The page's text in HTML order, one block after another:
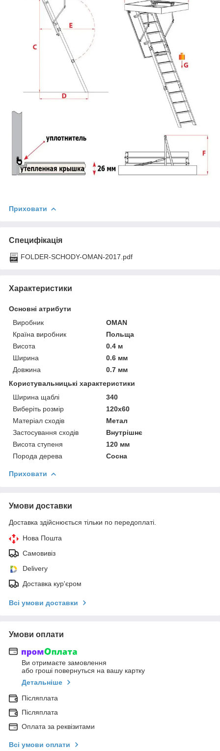
Приховати
Специфікація
FOLDER-SCHODY-OMAN-2017.pdf
Характеристики
Основні атрибути
Виробник
OMAN
Країна виробник
Польща
Висота
0.4 м
Ширина
0.6 мм
Довжина
0.7 мм
Користувальницькі характеристики
Ширина щаблі
340
Виберіть розмір
120x60
Матеріал сходів
Метал
Застосування сходів
Внутрішнє
Висота ступеня
120 мм
Порода дерева
Сосна
Приховати
Умови доставки
Доставка здійснюється тільки по передоплаті.
Нова Пошта
Самовивіз
Delivery
Доставка кур'єром
Всі умови доставки
Умови оплати
Ви отримаєте замовлення
або гроші повернуться на вашу картку
Детальніше
Післяплата
Післяплата
Оплата за реквізитами
Всі умови оплати